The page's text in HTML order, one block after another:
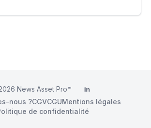
News Asset Pro™ LinkedIn
nous ?CGVCGUMentions légales
de confidentialité